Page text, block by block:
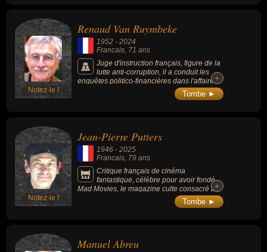
Notez-le !
Renaud Van Ruymbeke
1952 - 2024
Francais, 71 ans
Juge d'instruction français, figure de la
lutte anti-corruption, il a conduit les
enquêtes politico-financières dans l'affaire
Urba, l'affaire des frégates de Taïwan et
+
+
Tombe ►
Notez-le !
Jean-Pierre Putters
1946 - 2025
Francais, 79 ans
Critique français de cinéma
fantastique, célèbre pour avoir fondé
Mad Movies, le magazine culte consacré au
cinéma de genre, en particulier l’horreur, la
science-fiction et le fantastique. Il est
longtemps marginalisé.
+
+
Tombe ►
Manuel Abreu